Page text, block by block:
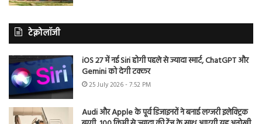
टेक्नोलॉजी
iOS 27 में नई Siri होगी पहले से ज्यादा स्मार्ट, ChatGPT और
Gemini को देगी टक्कर
25 July 2026 - 7:52 PM
Audi और Apple के पूर्व डिजाइनरों ने बनाई लग्जरी इलेक्ट्रिक